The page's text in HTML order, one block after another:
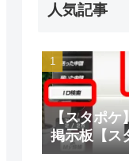
人気記事
【スタポ
掲示板【ス